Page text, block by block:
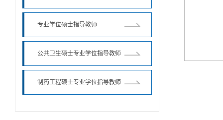
专业学位硕士指导教师
公共卫生硕士专业学位指导教师
制药工程硕士专业学位指导教师